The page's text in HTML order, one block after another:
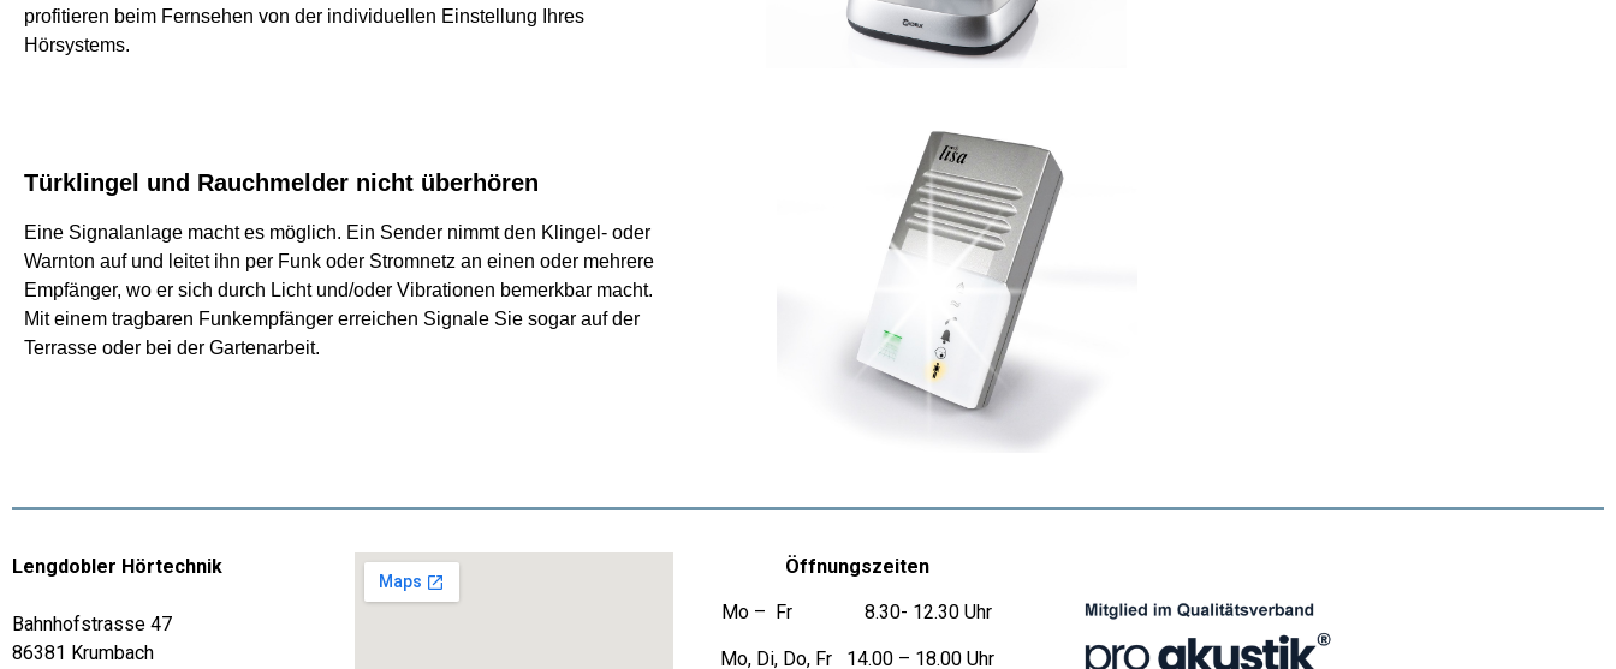
profitieren beim Fernsehen von der individuellen Einstellung Ihres
Hörsystems.
Türklingel und Rauchmelder nicht überhören
Eine Signalanlage macht es möglich. Ein Sender nimmt den Klingel- oder
Warnton auf und leitet ihn per Funk oder Stromnetz an einen oder mehrere
Empfänger, wo er sich durch Licht und/oder Vibrationen bemerkbar macht.
Mit einem tragbaren Funkempfänger erreichen Signale Sie sogar auf der
Terrasse oder bei der Gartenarbeit.
Lengdobler Hörtechnik
Bahnhofstrasse 47
86381 Krumbach
Öffnungszeiten
Mo – Fr 8.30- 12.30 Uhr
Mo, Di, Do, Fr 14.00 – 18.00 Uhr